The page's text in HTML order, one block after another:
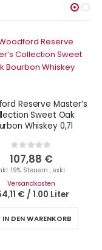
Reserve Master’s
Sweet Oak
Whiskey 0,7l
Rating:
0%
107,88 €
19% Steuern , exkl.
Versandkosten
€ / 1.00 Liter
IN DEN WARENKORB